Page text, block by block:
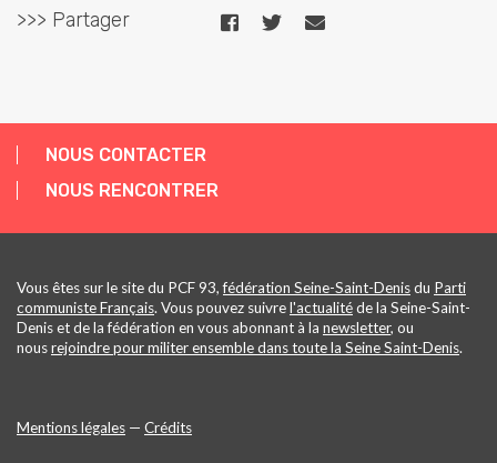
>>> Partager
NOUS CONTACTER
NOUS RENCONTRER
Vous êtes sur le site du PCF 93,fédération Seine-Saint-Denisdu Parti
communiste Français. Vous pouvez suivrel'actualitéde la Seine-Saint-
Denis et de la fédération en vous abonnant à la newsletter, ou
nousrejoindre pour militer ensemble dans toute la Seine Saint-Denis.
Mentions légales — Crédits